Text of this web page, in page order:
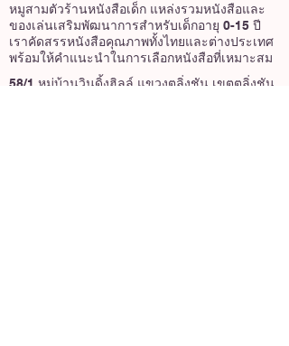
หมูสามตัวร้านหนังสือเด็ก แหล่งรวมหนังสือและ
ของเล่นเสริมพัฒนาการสำหรับเด็กอายุ 0-15 ปี
เราคัดสรรหนังสือคุณภาพทั้งไทยและต่างประเทศ
พร้อมให้คำแนะนำในการเลือกหนังสือที่เหมาะสม
58/1 หมู่บ้านวินดิ้งฮิลล์ แขวงตลิ่งชัน เขตตลิ่งชัน